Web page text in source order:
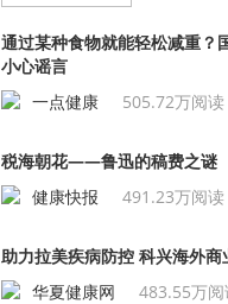
通过某种食物就能轻松减重？
小心谣言
一点健康
505.72万阅读
税海朝花——鲁迅的稿费之谜
健康快报
491.23万阅读
助力拉美疾病防控 科兴海外
华夏健康网
483.55万阅